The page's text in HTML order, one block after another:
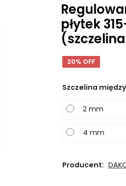
płytek
20% OFF
Szczelina
2 mm
4 mm
Producent: